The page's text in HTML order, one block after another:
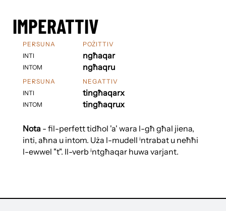
IMPERATTIV
PERSUNA
INTI
INTOM
POŻITTIV
ngħaqar
ngħaqru
PERSUNA
INTI
INTOM
NEGATTIV
tingħaqarx
tingħaqrux
Nota- fil-perfett tidħol 'a' wara l-għ għal jiena,
inti, aħna u intom. Uża l-mudell ⁱntrabat u neħħi
l-ewwel "t". Il-verb ⁱntgħaqar huwa varjant.